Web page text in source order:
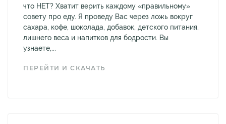
что НЕТ? Хватит верить каждому «правильному»
совету про еду. Я проведу Вас через ложь вокруг
сахара, кофе, шоколада, добавок, детского питания,
лишнего веса и напитков для бодрости. Вы
узнаете,...
ПЕРЕЙТИ И СКАЧАТЬ